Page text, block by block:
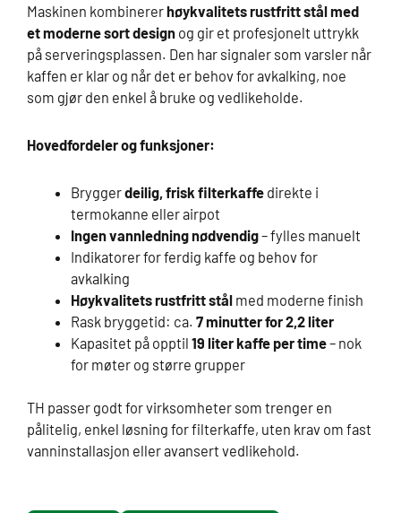
Maskinen kombinererhøykvalitets rustfritt stål med
et moderne sort designog gir et profesjonelt uttrykk
på serveringsplassen. Den har signaler som varsler når
kaffen er klar og når det er behov for avkalking, noe
som gjør den enkel å bruke og vedlikeholde.
Hovedfordeler og funksjoner:
Bryggerdeilig, frisk filterkaffe direkte i
termokanne eller airpot
Ingen vannledning nødvendig– fylles manuelt
Indikatorer for ferdig kaffe og behov for
avkalking
Høykvalitets rustfritt stål med moderne finish
Rask bryggetid: ca.7 minutter for 2,2 liter
Kapasitet på opptil19 liter kaffe per time– nok
for møter og større grupper
TH passer godt for virksomheter som trenger en
pålitelig, enkel løsning for filterkaffe, uten krav om fast
vanninstallasjon eller avansert vedlikehold.